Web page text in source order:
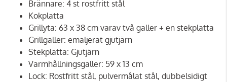
Brännare: 4 st rostfritt stål
Kokplatta
Grillyta: 63 x 38 cm varav två galler + en stekplatta
Grillgaller: emaljerat gjutjärn
Stekplatta: Gjutjärn
Varmhållningsgaller: 59 x 13 cm
Lock: Rostfritt stål, pulvermålat stål, dubbelsidigt